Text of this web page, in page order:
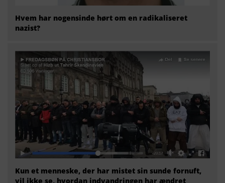
Hvem har nogensinde hørt om en radikaliseret
nazist?
Kun et menneske, der har mistet sin sunde fornuft,
vil ikke se, hvordan indvandringen har ændret